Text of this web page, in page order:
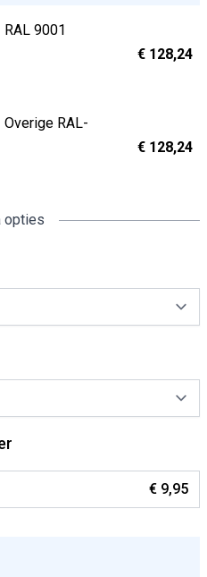
9001
€ 128,24
RAL-
€ 128,24
opties
€ 9,95